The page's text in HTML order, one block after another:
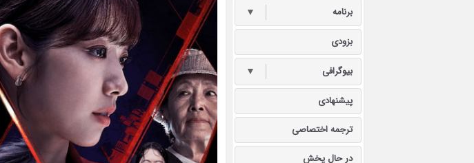
برنامه ▼
بزودی
بیوگرافی ▼
پیشنهادی
ترجمه اختصاصی
در حال پخش